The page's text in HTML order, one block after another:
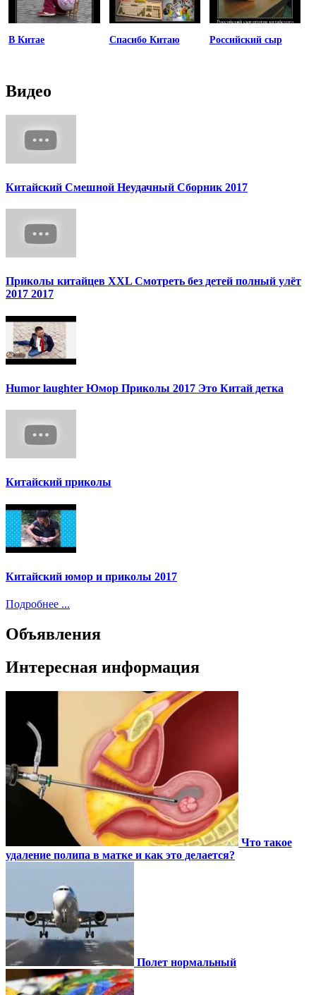
В Китае Спасибо Китаю Российский сыр
Видео
Китайский Смешной Неудачный Сборник 2017
Приколы китайцев XXL Смотреть без детей полный улёт
2017 2017
Humor laughter Юмор Приколы 2017 Это Китай детка
Китайский приколы
Китайский юмор и приколы 2017
Подробнее ...
Объявления
Интересная информация
Что такое
удаление полипа в матке и как это делается?
Полет нормальный